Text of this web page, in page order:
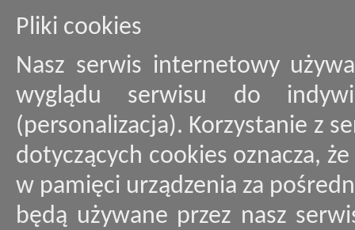
Pliki cookies
Nasz serwis internetowy
wyglądu serwisu do
(personalizacja). Korzystanie z
dotyczących cookies oznacza,
w pamięci urządzenia za
będą używane przez nasz